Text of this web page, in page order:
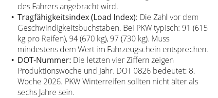
des Fahrers angebracht wird.
Tragfähigkeitsindex (Load Index): Die Zahl vor dem
Geschwindigkeitsbuchstaben. Bei PKW typisch: 91 (615
kg pro Reifen), 94 (670 kg), 97 (730 kg). Muss
mindestens dem Wert im Fahrzeugschein entsprechen.
DOT-Nummer: Die letzten vier Ziffern zeigen
Produktionswoche und Jahr. DOT 0826 bedeutet: 8.
Woche 2026. PKW Winterreifen sollten nicht älter als
sechs Jahre sein.